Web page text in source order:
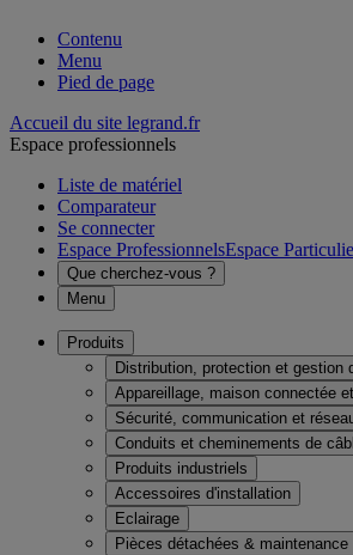
Contenu
Menu
Pied de page
Accueil du site legrand.fr
Espace professionnels
Liste de matériel
Comparateur
Se connecter
Espace ProfessionnelsEspace
Que cherchez-vous ?
Menu
Produits
Distribution, protection et gestion
Appareillage, maison connectée
Sécurité, communication et
Conduits et cheminements de
Produits industriels
Accessoires d'installation
Eclairage
Pièces détachées & maintenance